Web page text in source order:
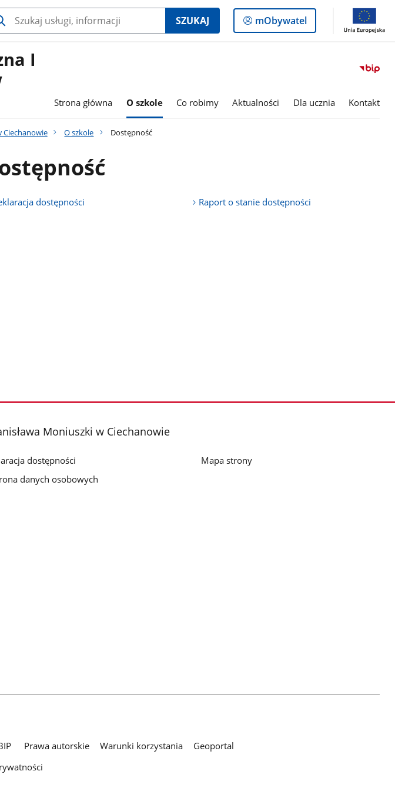
SZUKAJ
Logowanie
do
mObywatel
I
Strona główna O szkole Co robimy Aktualności Dla ucznia Kontakt
Ciechanowie O szkole Dostępność
dostępności Raport o stanie dostępności
Moniuszki w Ciechanowie
dostępności
danych osobowych
Mapa strony
Prawa autorskie Warunki korzystania
Geoportal